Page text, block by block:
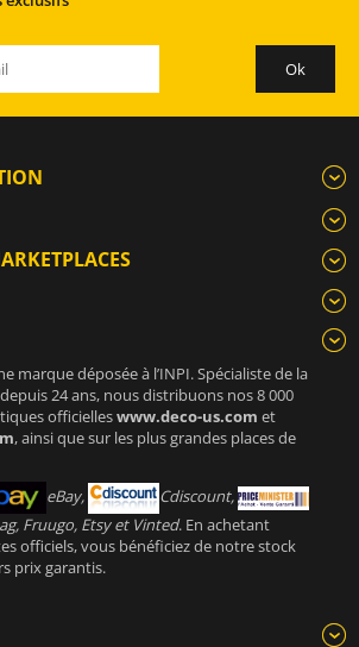
marque déposée à l’INPI. Spécialiste de la
24 ans, nous distribuons nos 8 000
officielleswww.deco-us.com et
, ainsi que sur les plus grandes places de
eBay,
Cdiscount,
Fruugo, Etsy et Vinted. En achetant
officiels, vous bénéficiez de notre stock
prix garantis.